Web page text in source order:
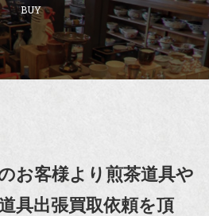
BUY
お客様より煎茶道具や
具出張買取依頼を頂